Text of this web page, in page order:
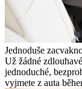
Jednoduše
Už žádné
jednoduché,
vyjmete z auta